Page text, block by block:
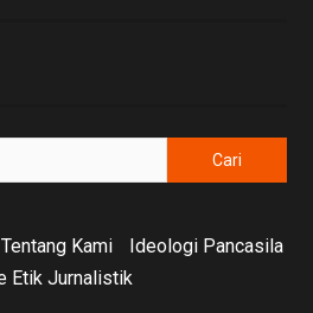
Tentang Kami
Ideologi Pancasila
Etik Jurnalistik